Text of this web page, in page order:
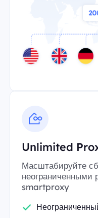
Unlimited
Масштабируйте
неограниченными
smartproxy